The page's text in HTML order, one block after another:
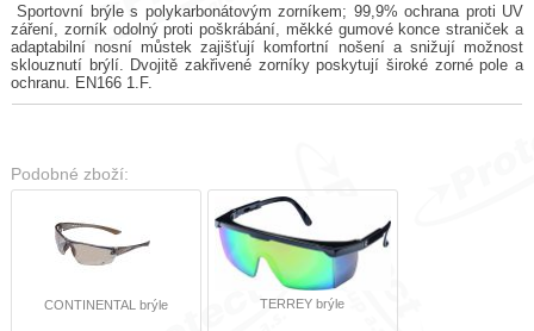
Sportovní brýle s polykarbonátovým zorníkem; 99,9% ochrana proti UV
záření, zorník odolný proti poškrábání, měkké gumové konce straniček a
adaptabilní nosní můstek zajišťují komfortní nošení a snižují možnost
sklouznutí brýlí. Dvojitě zakřivené zorníky poskytují široké zorné pole a
ochranu. EN166 1.F.
Podobné zboží:
CONTINENTAL brýle TERREY brýle